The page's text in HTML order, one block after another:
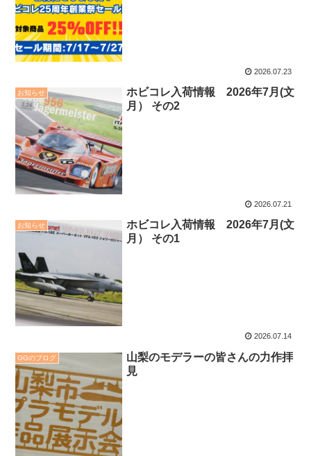
2026.07.23
お知らせ
ホビコレ入荷情報 2026年7月(文
月） その2
2026.07.21
お知らせ
ホビコレ入荷情報 2026年7月(文
月） その1
2026.07.14
GGのブログ
山梨のモデラーの皆さんの力作拝
見